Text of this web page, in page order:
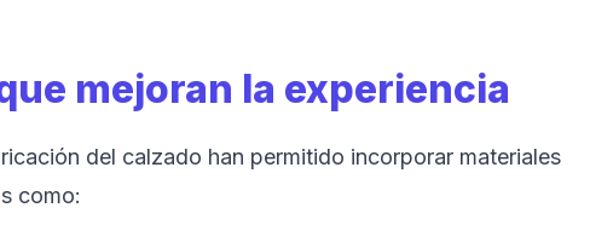
mejoran la experiencia
del calzado han permitido incorporar materiales
como: